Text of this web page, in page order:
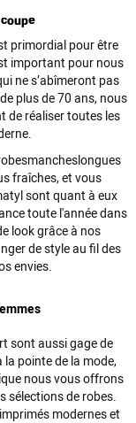
primordial pour être
important pour nous
ne s’abîmeront pas
plus de 70 ans, nous
de réaliser toutes les
mancheslongues
fraîches, et vous
sont quant à eux
toute l'année dans
look grâce à nos
de style au fil des
envies.
sont aussi gage de
la pointe de la mode,
nous vous offrons
sélections de robes.
modernes et